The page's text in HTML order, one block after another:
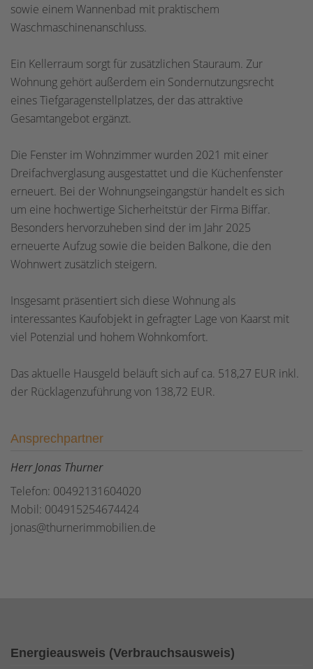
sowie einem Wannenbad mit praktischem
Waschmaschinenanschluss.
Ein Kellerraum sorgt für zusätzlichen Stauraum. Zur
Wohnung gehört außerdem ein Sondernutzungsrecht
eines Tiefgaragenstellplatzes, der das attraktive
Gesamtangebot ergänzt.
Die Fenster im Wohnzimmer wurden 2021 mit einer
Dreifachverglasung ausgestattet und die Küchenfenster
erneuert. Bei der Wohnungseingangstür handelt es sich
um eine hochwertige Sicherheitstür der Firma Biffar.
Besonders hervorzuheben sind der im Jahr 2025
erneuerte Aufzug sowie die beiden Balkone, die den
Wohnwert zusätzlich steigern.
Insgesamt präsentiert sich diese Wohnung als
interessantes Kaufobjekt in gefragter Lage von Kaarst mit
viel Potenzial und hohem Wohnkomfort.
Das aktuelle Hausgeld beläuft sich auf ca. 518,27 EUR inkl.
der Rücklagenzuführung von 138,72 EUR.
Ansprechpartner
Herr Jonas Thurner
Telefon: 00492131604020
Mobil: 004915254674424
jonas@thurnerimmobilien.de
Energieausweis (Verbrauchsausweis)